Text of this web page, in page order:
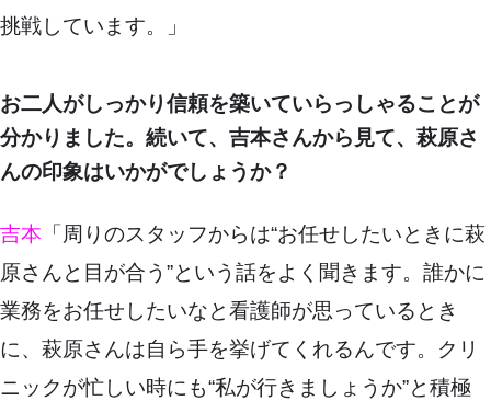
挑戦しています。」
お二人がしっかり信頼を築いていらっしゃることが
分かりました。続いて、吉本さんから見て、萩原さ
んの印象はいかがでしょうか？
吉本 「周りのスタッフからは“お任せしたいときに萩
原さんと目が合う”という話をよく聞きます。誰かに
業務をお任せしたいなと看護師が思っているとき
に、萩原さんは自ら手を挙げてくれるんです。クリ
ニックが忙しい時にも“私が行きましょうか”と積極